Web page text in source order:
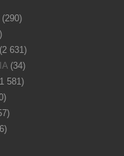
(290)
(2 631)
(34)
581)